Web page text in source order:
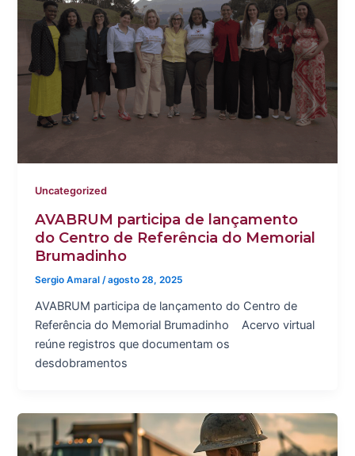
Uncategorized
AVABRUM participa de lançamento
do Centro de Referência do Memorial
Brumadinho
Sergio Amaral/agosto 28, 2025
AVABRUM participa de lançamento do Centro de
Referência do Memorial Brumadinho Acervo virtual
reúne registros que documentam os
desdobramentos